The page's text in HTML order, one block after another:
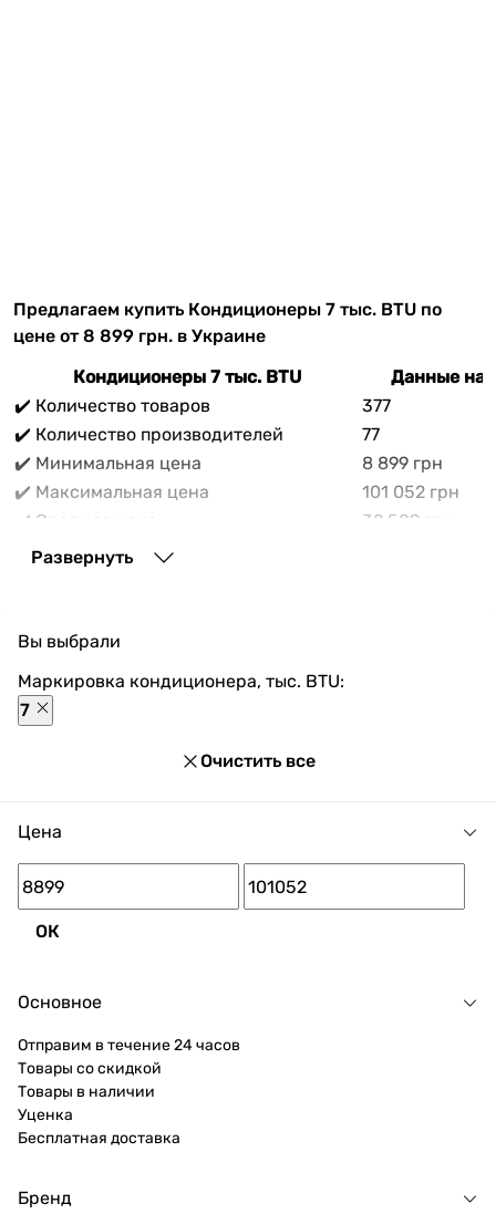
Предлагаем купить Кондиционеры 7 тыс. BTU по
цене от 8 899 грн. в Украине
Кондиционеры 7 тыс. BTU
Данные на
✔️ Количество товаров
377
✔️ Количество производителей
77
✔️ Минимальная цена
8 899 грн
✔️ Максимальная цена
101 052 грн
✔️ Средняя цена
32 509 грн
В прайс-каталоге vencon.ua Кондиционеры 7 тыс.
оплаты, покупка в кредит и множество акций и
скидок для каждого покупателя.
Развернуть
Вы выбрали
Маркировка кондиционера, тыс. BTU:
7
Очистить все
Цена
ОК
Основное
Отправим в течение 24 часов
Товары со скидкой
Товары в наличии
Уценка
Бесплатная доставка
Бренд